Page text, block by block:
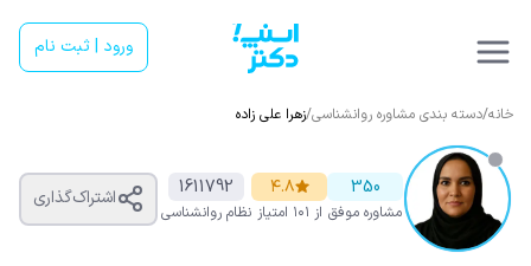
ورود | ثبت نام
خانه/دسته بندی مشاوره روانشناسی/زهرا علی زاده
350
مشاوره موفق
۴.۸
از ۱۰۱ امتیاز
1611792
نظام روانشناسی
اشتراک‌گذاری